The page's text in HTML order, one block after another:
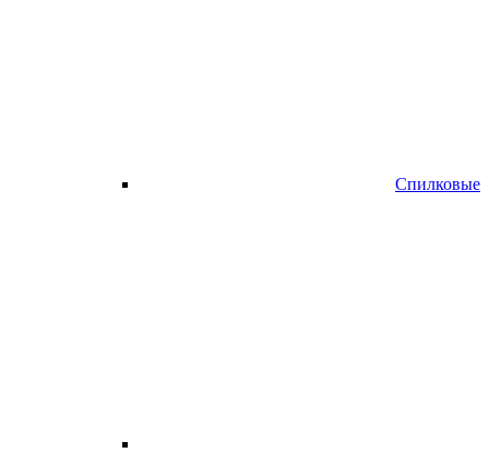
Спилковые